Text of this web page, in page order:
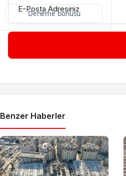
Deneme bonusu
E-Posta Adresiniz
Benzer Haberler